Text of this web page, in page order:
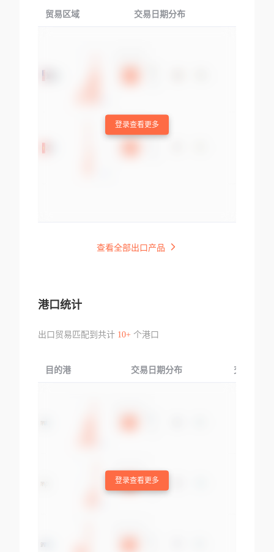
贸易区域 交易日期分布
登录查看更多
查看全部出口产品
港口统计
出口贸易匹配到共计 10+个港口
目的港 交易日期分布 交易产品
登录查看更多